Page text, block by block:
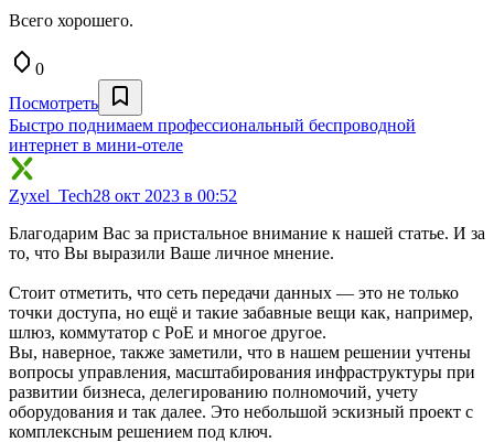
Всего хорошего.
0
Посмотреть
Быстро поднимаем профессиональный беспроводной
интернет в мини-отеле
Zyxel_Tech28 окт 2023 в 00:52
Благодарим Вас за пристальное внимание к нашей статье. И за
то, что Вы выразили Ваше личное мнение.
Стоит отметить, что сеть передачи данных — это не только
точки доступа, но ещё и такие забавные вещи как, например,
шлюз, коммутатор с PoE и многое другое.
Вы, наверное, также заметили, что в нашем решении учтены
вопросы управления, масштабирования инфраструктуры при
развитии бизнеса, делегированию полномочий, учету
оборудования и так далее. Это небольшой эскизный проект с
комплексным решением под ключ.